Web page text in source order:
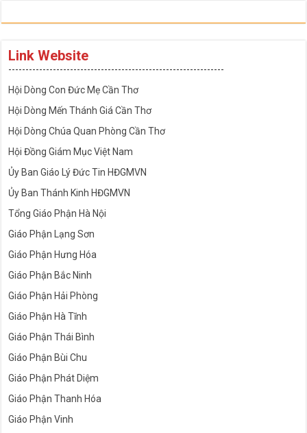
Link Website
---------------------------------------------------------------
Hội Dòng Con Đức Mẹ Cần Thơ
Hội Dòng Mến Thánh Giá Cần Thơ
Hội Dòng Chúa Quan Phòng Cần Thơ
Hội Đồng Giám Mục Việt Nam
Ủy Ban Giáo Lý Đức Tin HĐGMVN
Ủy Ban Thánh Kinh HĐGMVN
Tổng Giáo Phận Hà Nội
Giáo Phận Lạng Sơn
Giáo Phận Hưng Hóa
Giáo Phận Bắc Ninh
Giáo Phận Hải Phòng
Giáo Phận Hà Tĩnh
Giáo Phận Thái Bình
Giáo Phận Bùi Chu
Giáo Phận Phát Diệm
Giáo Phận Thanh Hóa
Giáo Phận Vinh